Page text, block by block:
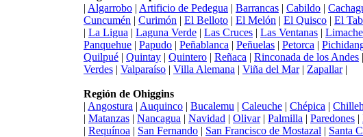
| Algarrobo | Artificio de Pedegua | Barrancas | Cabildo |
Cuncumén | Curimón | El Belloto | El Melón | El Quisco | El
| La Ligua | Laguna Verde | Las Cruces | Las Ventanas | Limache
Panquehue | Papudo | Peñablanca | Peñuelas | Petorca |
Quilpué | Quintay | Quintero | Reñaca | Rinconada de los Andes |
Verdes | Valparaíso | Villa Alemana | Viña del Mar| Zapallar|
Región de Ohiggins
| Angostura | Auquinco | Bucalemu | Caleuche | Chépica |
| Matanzas | Nancagua | Navidad | Olivar| Palmilla | Paredones |
| Requínoa | San Fernando | San Francisco de Mostazal | Santa